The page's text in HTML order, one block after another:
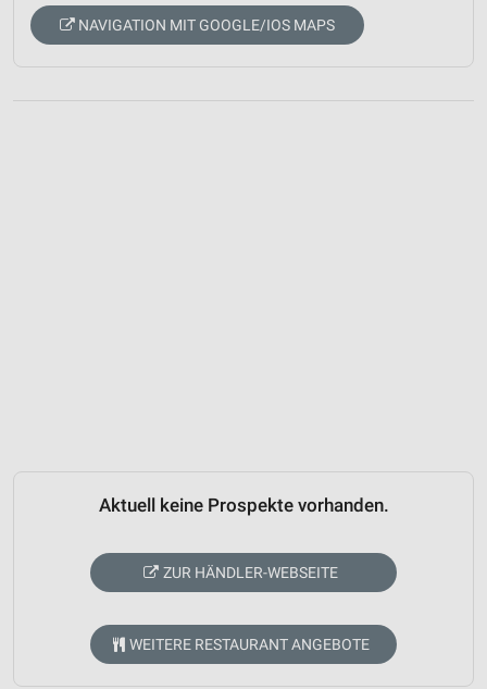
NAVIGATION MIT GOOGLE/IOS MAPS
Aktuell keine Prospekte vorhanden.
ZUR HÄNDLER-WEBSEITE
WEITERE RESTAURANT ANGEBOTE